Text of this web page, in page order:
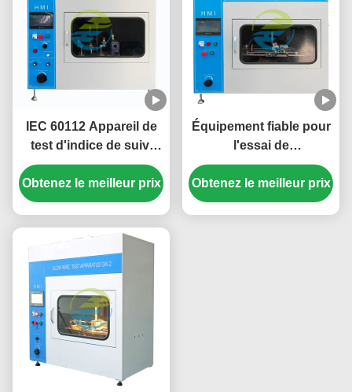
IEC 60112 Appareil de
test d'indice de suivi
pour l'évaluation de CTI
et PTI Equipement de
test d'inflammabilité de
sécurité des isolants
électriques
Obtenez le meilleur prix
Équipement fiable pour
l'essai de
l'inflammabilité des fils
incandescents jusqu'à
960°C pour l'évaluation
Obtenez le meilleur prix